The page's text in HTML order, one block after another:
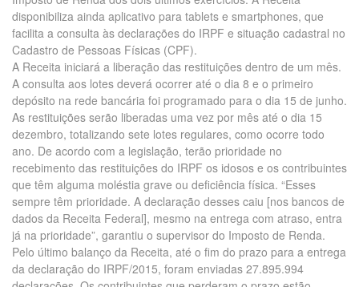
disponibiliza ainda aplicativo para tablets e smartphones, que
facilita a consulta às declarações do IRPF e situação cadastral no
Cadastro de Pessoas Físicas (CPF).
A Receita iniciará a liberação das restituições dentro de um mês.
A consulta aos lotes deverá ocorrer até o dia 8 e o primeiro
depósito na rede bancária foi programado para o dia 15 de junho.
As restituições serão liberadas uma vez por mês até o dia 15
dezembro, totalizando sete lotes regulares, como ocorre todo
ano. De acordo com a legislação, terão prioridade no
recebimento das restituições do IRPF os idosos e os contribuintes
que têm alguma moléstia grave ou deficiência física. “Esses
sempre têm prioridade. A declaração desses caiu [nos bancos de
dados da Receita Federal], mesmo na entrega com atraso, entra
já na prioridade”, garantiu o supervisor do Imposto de Renda.
Pelo último balanço da Receita, até o fim do prazo para a entrega
da declaração do IRPF/2015, foram enviadas 27.895.994